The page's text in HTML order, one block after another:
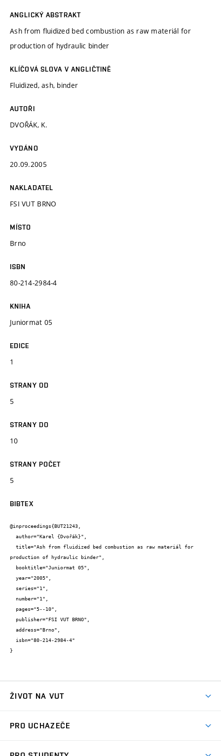
ANGLICKÝ ABSTRAKT
Ash from fluidized bed combustion as raw materiál for
production of hydraulic binder
KLÍČOVÁ SLOVA V ANGLIČTINĚ
Fluidized, ash, binder
AUTOŘI
DVOŘÁK, K.
VYDÁNO
20.09.2005
NAKLADATEL
FSI VUT BRNO
MÍSTO
Brno
ISBN
80-214-2984-4
KNIHA
Juniormat 05
EDICE
1
STRANY OD
5
STRANY DO
10
STRANY POČET
5
BIBTEX
@inproceedings{BUT21243,
production of hydraulic binder",
}
ŽIVOT NA VUT
Koleje
PRO UCHAZEČE